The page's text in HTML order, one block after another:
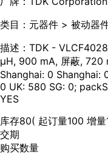
类目： 元器件 > 被动器
描述： TDK -
µH, 900 mA, 屏蔽, 720
Shanghai: 0 Shanghai:
0 UK: 580 SG: 0;
YES
库存80( 起订量100 增量
交期
购买数量